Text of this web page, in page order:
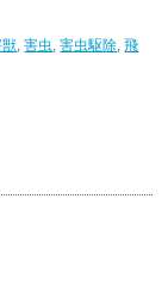
獣,害虫,害虫駆除,飛